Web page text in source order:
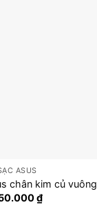
ASUS
chân kim củ vuông
₫